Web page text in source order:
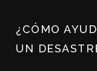
¿CÓMO
UN